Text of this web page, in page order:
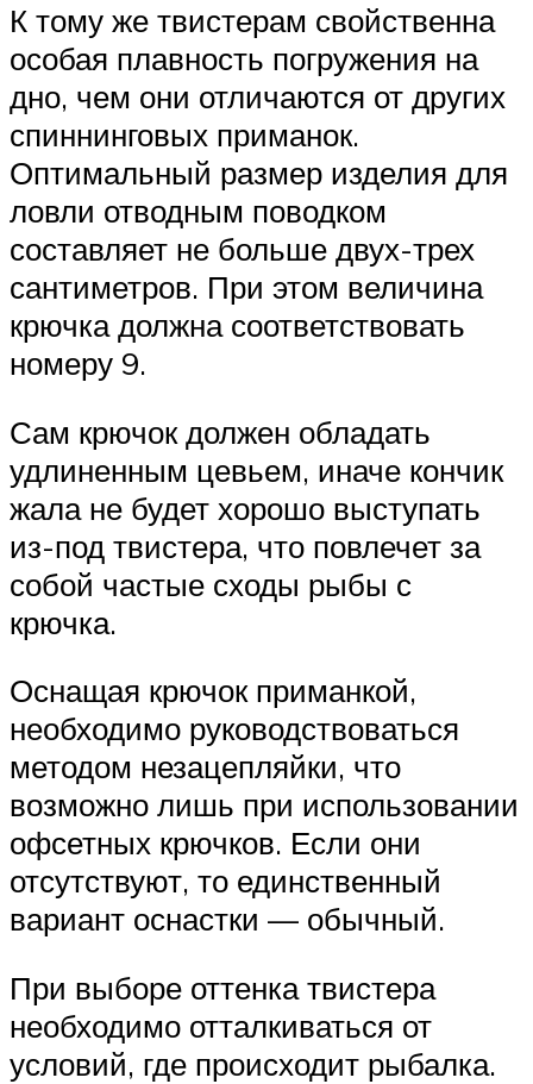
К тому же твистерам свойственна
особая плавность погружения на
дно, чем они отличаются от других
спиннинговых приманок.
Оптимальный размер изделия для
ловли отводным поводком
составляет не больше двух-трех
сантиметров. При этом величина
крючка должна соответствовать
номеру 9.
Сам крючок должен обладать
удлиненным цевьем, иначе кончик
жала не будет хорошо выступать
из-под твистера, что повлечет за
собой частые сходы рыбы с
крючка.
Оснащая крючок приманкой,
необходимо руководствоваться
методом незацепляйки, что
возможно лишь при использовании
офсетных крючков. Если они
отсутствуют, то единственный
вариант оснастки — обычный.
При выборе оттенка твистера
необходимо отталкиваться от
условий, где происходит рыбалка.